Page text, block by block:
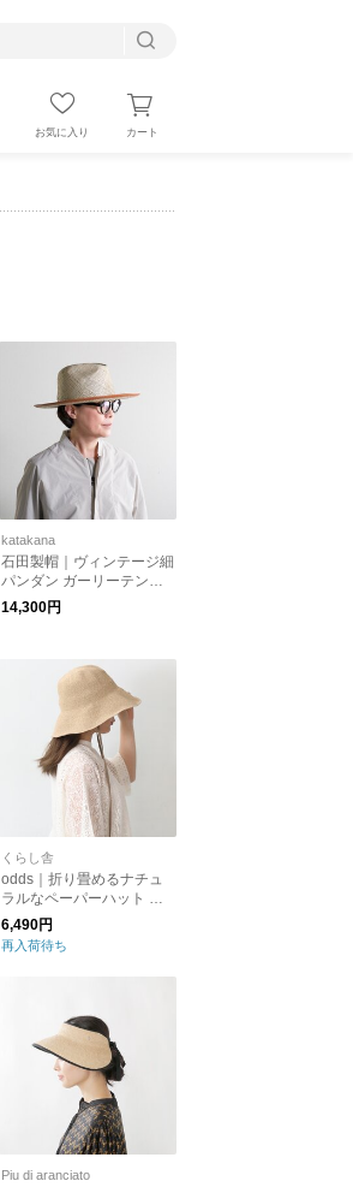
お気に入り カート
katakana
石田製帽｜ヴィンテージ細
パンダン ガーリーテンガ
ロン ○
14,300円
くらし舎
odds｜折り畳めるナチュ
ラルなペーパーハット プ
レーンリボンハット 「母
の日」「ギフト」kurashis
ha UV
6,490円
再入荷待ち
Piu di aranciato